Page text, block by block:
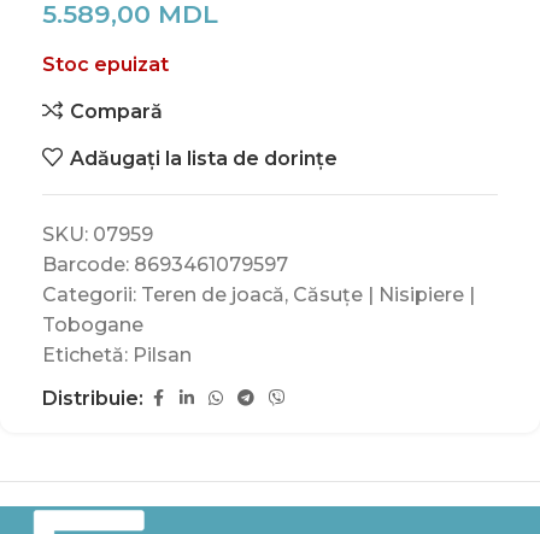
5.589,00 MDL
Stoc epuizat
Compară
Adăugați la lista de dorințe
SKU: 07959
Barcode: 8693461079597
Categorii: Teren de joacă, Căsuțe | Nisipiere |
Tobogane
Etichetă: Pilsan
Distribuie: